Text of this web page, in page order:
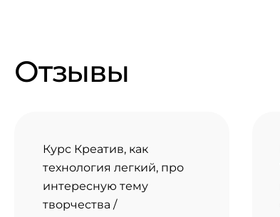
Отзывы
Курс Креатив, как
технология легкий, про
интересную тему
творчества /